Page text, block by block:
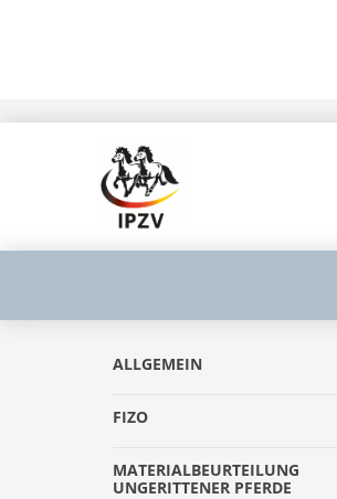
ALLGEMEIN
FIZO
MATERIALBEURTEILUNG
UNGERITTENER PFERDE